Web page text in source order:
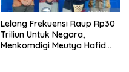
Lelang Frekuensi Raup Rp30
Triliun Untuk Negara,
Menkomdigi Meutya Hafid